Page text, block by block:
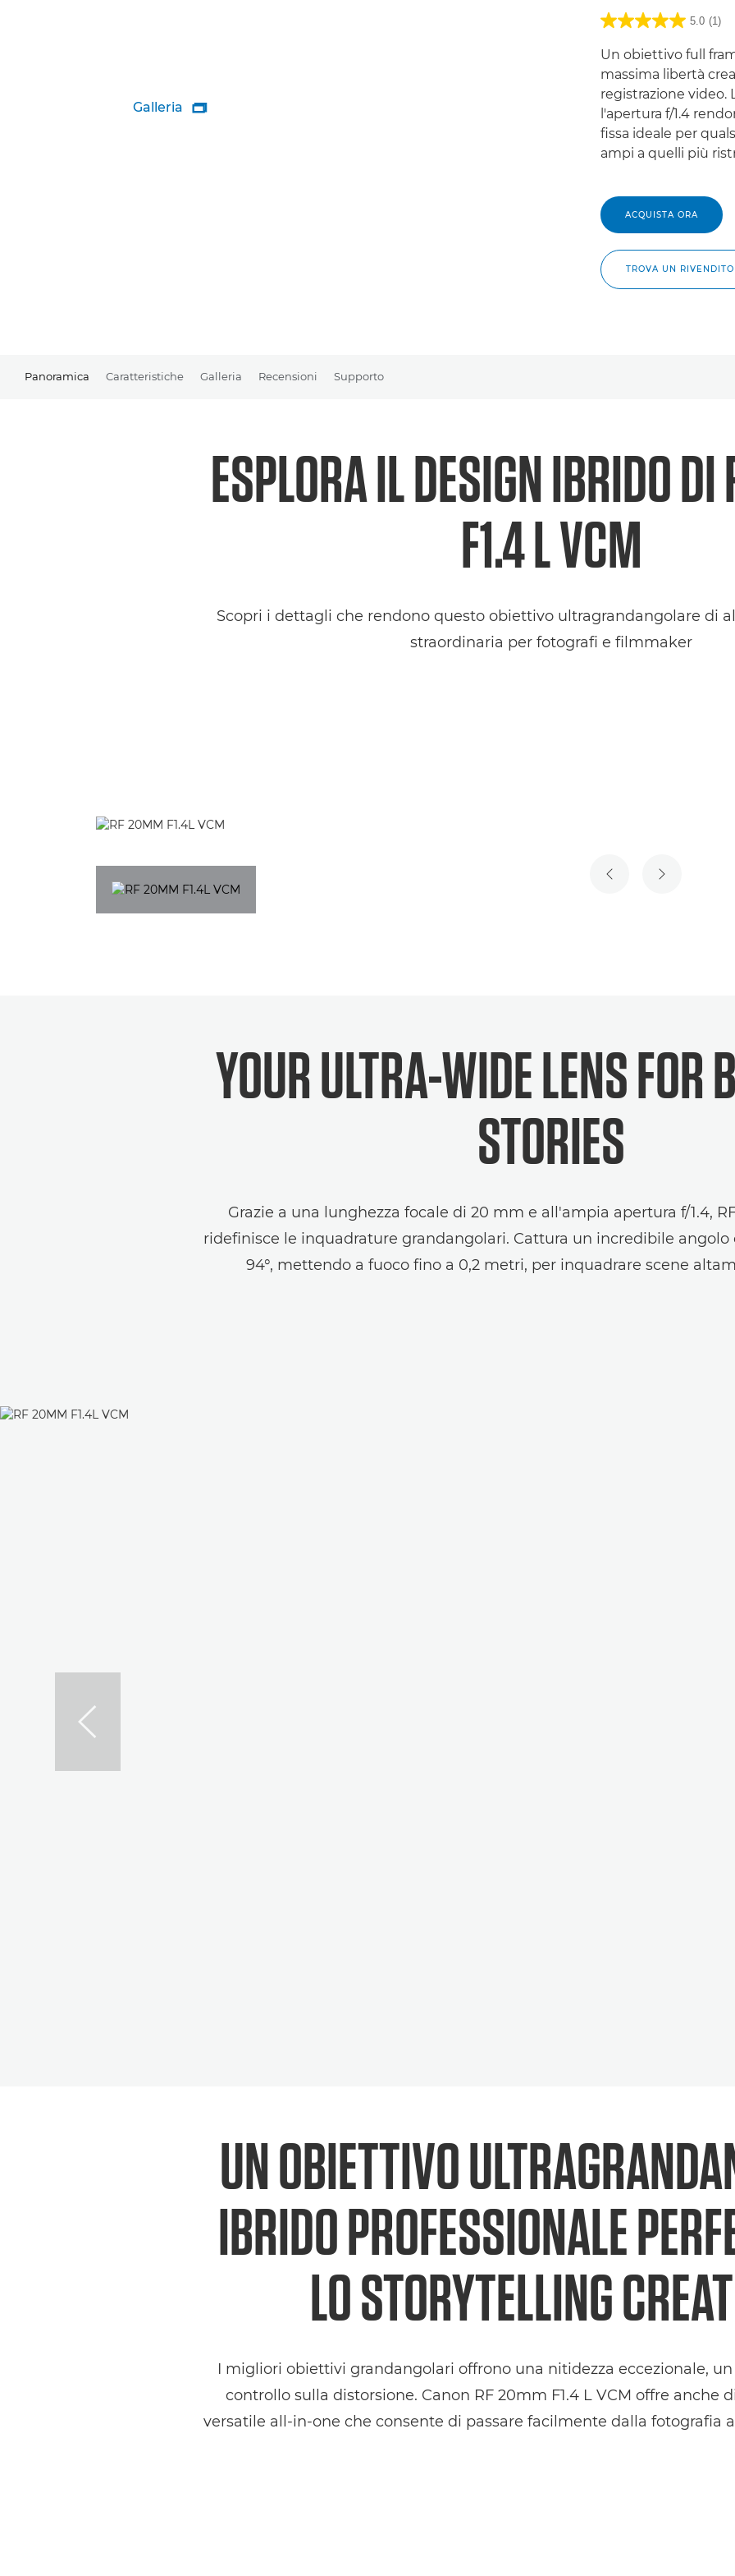
Galleria 
5.0 (1)
Un obiettivo full
massima libertà
registrazione video.
l'apertura f/1.4
fissa ideale per
ampi a quelli più
ACQUISTA ORA
TROVA UN
Panoramica Caratteristiche Galleria Recensioni Supporto
ESPLORA IL DESIGN IBRIDO
F1.4 L VCM
Scopri i dettagli che rendono questo obiettivo ultragrandangolare di
straordinaria per fotografi e filmmaker
SLIDE PRECEDENTE
SLIDE
YOUR ULTRA-WIDE LENS FOR
STORIES
Grazie a una lunghezza focale di 20 mm e all'ampia apertura f/1.4,
ridefinisce le inquadrature grandangolari. Cattura un incredibile
94°, mettendo a fuoco fino a 0,2 metri, per inquadrare scene
UN OBIETTIVO
IBRIDO PROFESSIONALE
LO STORYTELLING
I migliori obiettivi grandangolari offrono una nitidezza eccezionale,
controllo sulla distorsione. Canon RF 20mm F1.4 L VCM offre anche
versatile all-in-one che consente di passare facilmente dalla fotografia